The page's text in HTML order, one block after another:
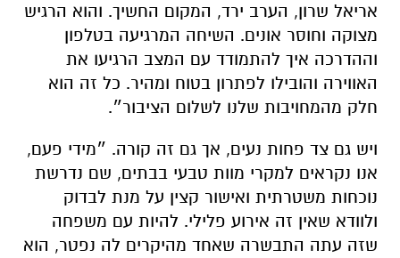
אריאל שרון, הערב ירד, המקום החשיך. והוא הרגיש
מצוקה וחוסר אונים. השיחה המרגיעה בטלפון
וההדרכה איך להתמודד עם המצב הרגיעו את
האווירה והובילו לפתרון בטוח ומהיר. כל זה הוא
חלק מהמחויבות שלנו לשלום הציבור״.
ויש גם צד פחות נעים, אך גם זה קורה. ״מידי פעם,
אנו נקראים למקרי מוות טבעי בבתים, שם נדרשת
נוכחות משטרתית ואישור קצין על מנת לבדוק
ולוודא שאין זה אירוע פלילי. להיות עם משפחה
שזה עתה התבשרה שאחד מהיקרים לה נפטר, הוא